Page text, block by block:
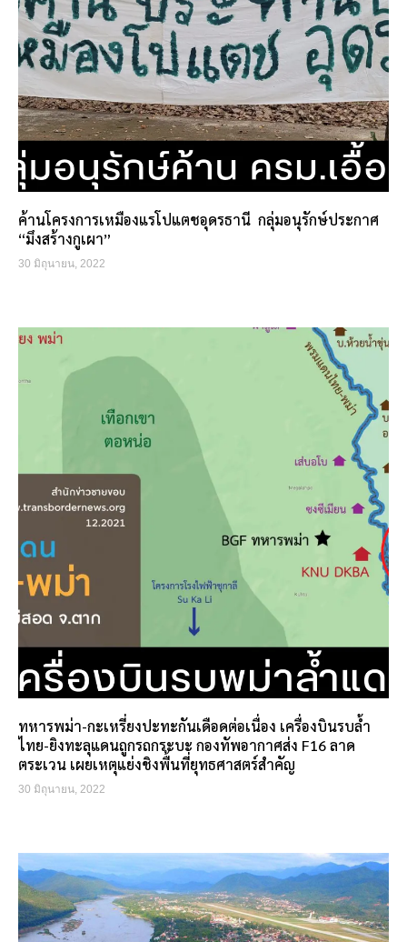
ค้านโครงการเหมืองแรโปแตชอุดรธานี กลุ่มอนุรักษ์ประกาศ
“มึงสร้างกูเผา”
30 มิถุนายน, 2022
ทหารพม่า-กะเหรี่ยงปะทะกันเดือดต่อเนื่อง เครื่องบินรบล้ำ
ไทย-ยิงทะลุแดนถูกรถกระบะ กองทัพอากาศส่ง F16 ลาด
ตระเวน เผยเหตุแย่งชิงพื้นที่ยุทธศาสตร์สำคัญ
30 มิถุนายน, 2022